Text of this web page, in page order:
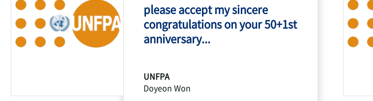
please accept my sincere
congratulations on your 50+1st
anniversary...
UNFPA
Doyeon Won